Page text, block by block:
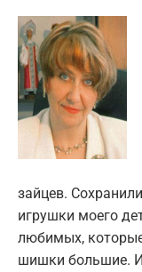
зайцев.
игрушки моего
любимых,
шишки большие.